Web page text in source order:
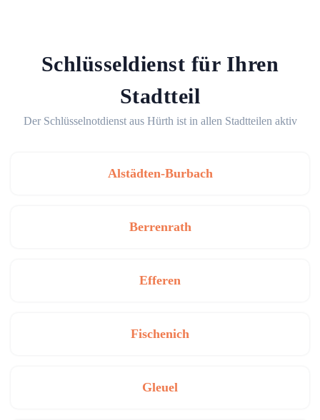
Schlüsseldienst für Ihren
Stadtteil
Der Schlüsselnotdienst aus Hürth ist in allen Stadtteilen aktiv
Alstädten-Burbach
Berrenrath
Efferen
Fischenich
Gleuel